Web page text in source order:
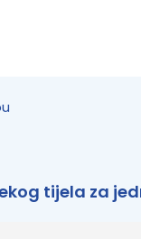
tijela za